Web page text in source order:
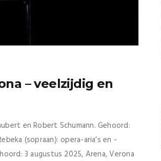
– veelzijdig en
en Robert Schumann. Gehoord:
(sopraan): opera-aria’s en -
3 augustus 2025, Arena, Verona